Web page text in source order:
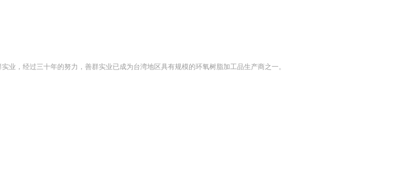
业，经过三十年的努力，善群实业已成为台湾地区具有规模的环氧树脂加工品生产商之一。